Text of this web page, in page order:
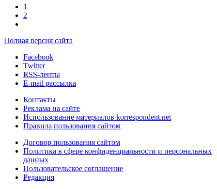
1
2
Полная версия сайта
Facebook
Twitter
RSS-ленты
E-mail рассылка
Контакты
Реклама на сайте
Использование материалов korrespondent.net
Правила пользования сайтом
Договор пользования сайтом
Политика в сфере конфиденциальности и персональных
данных
Пользовательское соглашение
Редакция